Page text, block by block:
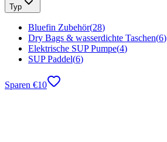
Typ
Bluefin Zubehör(28)
Dry Bags & wasserdichte Taschen(6)
Elektrische SUP Pumpe(4)
SUP Paddel(6)
Sparen €10